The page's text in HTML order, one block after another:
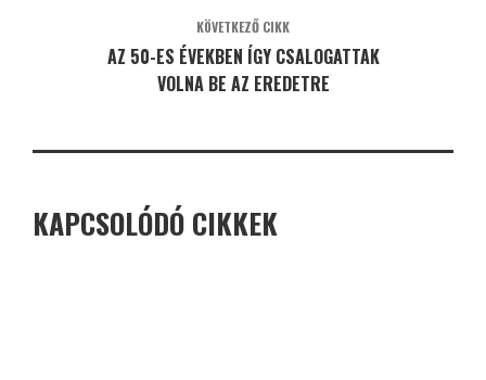
KÖVETKEZŐ CIKK
AZ 50-ES ÉVEKBEN ÍGY CSALOGATTAK
VOLNA BE AZ EREDETRE
KAPCSOLÓDÓ CIKKEK